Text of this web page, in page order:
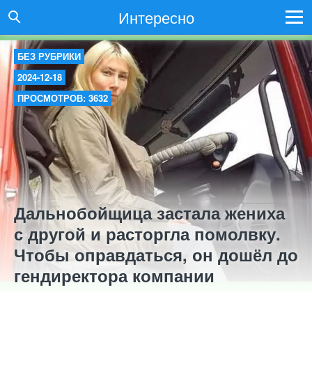
Интересно
БЕЗ РУБРИКИ
2024-12-18
ПРОСМОТРОВ: 3632
Дальнобойщица застала жениха
с другой и расторгла помолвку.
Чтобы оправдаться, он дошёл до
гендиректора компании